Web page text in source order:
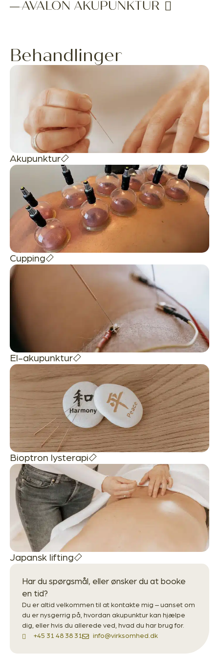
Behandlinger
Akupunktur
Cupping
El-akupunktur
Bioptron lysterapi
Japansk lifting
Har du spørgsmål, eller ønsker du at booke
en tid?
Du er altid velkommen til at kontakte mig – uanset om
du er nysgerrig på, hvordan akupunktur kan hjælpe
dig, eller hvis du allerede ved, hvad du har brug for.
+45 31 48 38 31
info@virksomhed.dk